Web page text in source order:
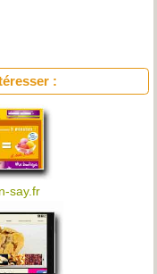
:
say.fr